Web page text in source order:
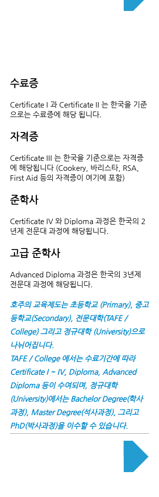
수료증
Certificate I 과 Certificate II 는 한국을 기준
으로는 수료증에 해당 됩니다.
자격증
Certificate III 는 한국을 기준으로는 자격증
에 해당됩니다 (Cookery, 바리스타, RSA,
First Aid 등의 자격증이 여기에 포함)
준학사
Certificate IV 와 Diploma 과정은 한국의 2
년제 전문대 과정에 해당됩니다.
고급 준학사
Advanced Diploma 과정은 한국의 3년제
전문대 과정에 해당됩니다.
호주의 교육제도는 초등학교 (Primary), 중고
등학교(Secondary), 전문대학(TAFE /
College) 그리고 정규대학 (University)으로
나뉘어집니다.
TAFE / College 에서는 수료기간에 따라
Certificate I ~ IV, Diploma, Advanced
Diploma 등이 수여되며, 정규대학
(University)에서는 Bachelor Degree(학사
과정), Master Degree(석사과정), 그리고
PhD(박사과정)을 이수할 수 있습니다.